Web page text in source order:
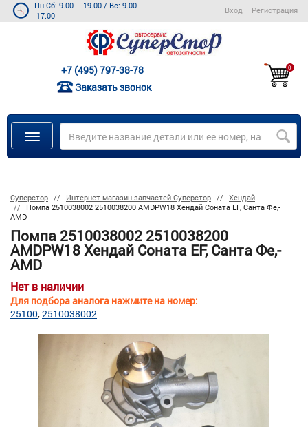
Пн-Сб: 9.00 – 19.00 / Вс: 9.00 –
17.00
Вход Регистрация
+7 (495) 797-38-78
Заказать звонок
0
Суперстор Интернет магазин запчастей Суперстор
Хендай
Помпа 2510038002 2510038200 AMDPW18 Хендай Соната EF, Санта Фе,-
AMD
Помпа 2510038002 2510038200
AMDPW18 Хендай Соната EF, Санта Фе,-
AMD
Нет в наличии
Для подбора аналога нажмите на номер:
25100 2510038002